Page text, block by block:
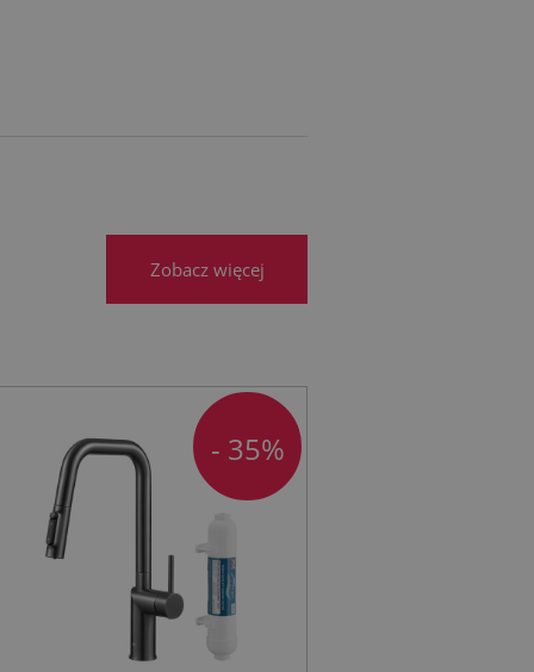
Zobacz więcej
- 35%